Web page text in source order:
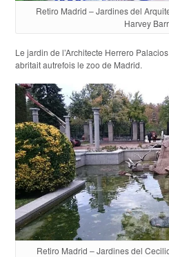
Retiro Madrid – Jardines del
Harvey
Le jardin de l’Architecte Herrero
abritait autrefois le zoo de Madrid.
Retiro Madrid – Jardines del